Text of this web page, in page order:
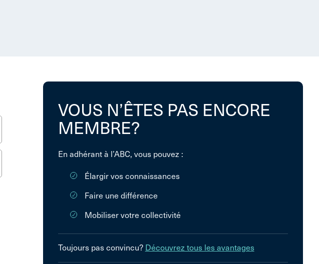
VOUS N’ÊTES PAS ENCORE
MEMBRE?
En adhérant à l’ABC, vous pouvez :
Élargir vos connaissances
Faire une différence
Mobiliser votre collectivité
Toujours pas convincu? Découvrez tous les avantages